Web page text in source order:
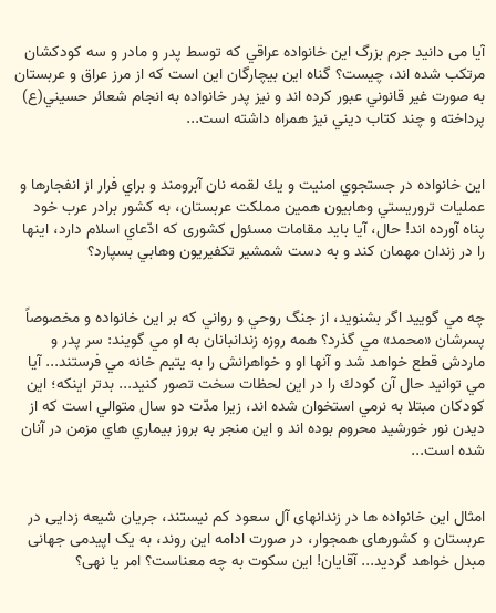
آیا می دانید جرم بزرگ اين خانواده عراقي كه توسط پدر و مادر و سه كودكشان
مرتكب شده اند، چیست؟ گناه این بیچارگان ‌اين است كه از مرز عراق و عربستان
به صورت غير قانوني عبور كرده اند و نيز پدر خانواده به انجام شعائر حسيني(ع)
پرداخته و چند كتاب ديني نيز همراه داشته است...
اين خانواده در جستجوي امنيت و يك لقمه نان آبرومند و براي فرار از انفجارها و
عمليات تروريستي وهابيون همين مملكت عربستان، به كشور برادر عرب خود
پناه آورده اند! حال، آيا بايد مقامات مسئول كشوری كه ادّعاي اسلام دارد، اينها
را در زندان مهمان كند و به دست شمشير تكفيریون وهابي بسپارد؟
چه مي گوييد اگر بشنويد، از جنگ روحي و رواني كه بر اين خانواده و مخصوصاً
پسرشان «محمد» مي گذرد؟ همه روزه زندانبانان به او مي گويند: سر پدر و
ماردش قطع خواهد شد و آنها او و خواهرانش را به يتيم خانه مي فرستند... آيا
مي توانيد حال آن كودك را در اين لحظات سخت تصور كنيد... بدتر اينكه؛ اين
کودکان مبتلا به نرمي استخوان شده اند، زيرا مدّت دو سال متوالي است كه از
دیدن نور خورشید محروم بوده اند و اين منجر به بروز بيماري هاي مزمن در آنان
شده است...
امثال این خانواده ها در زندانهای آل سعود کم نیستند، جریان شیعه زدایی در
عربستان و کشورهای همجوار، در صورت ادامه این روند، به یک اپیدمی جهانی
مبدل خواهد گردید... آقایان! این سکوت به چه معناست؟ امر یا نهی؟